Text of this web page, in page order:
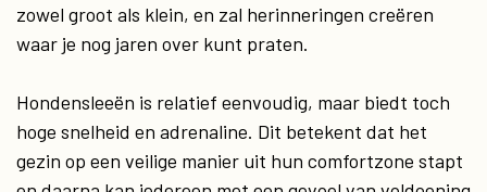
zowel groot als klein, en zal herinneringen creëren
waar je nog jaren over kunt praten.
Hondensleeën is relatief eenvoudig, maar biedt toch
hoge snelheid en adrenaline. Dit betekent dat het
gezin op een veilige manier uit hun comfortzone stapt